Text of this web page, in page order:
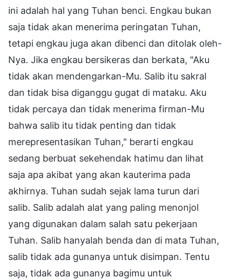
ini adalah hal yang Tuhan benci. Engkau bukan
saja tidak akan menerima peringatan Tuhan,
tetapi engkau juga akan dibenci dan ditolak oleh-
Nya. Jika engkau bersikeras dan berkata, "Aku
tidak akan mendengarkan-Mu. Salib itu sakral
dan tidak bisa diganggu gugat di mataku. Aku
tidak percaya dan tidak menerima firman-Mu
bahwa salib itu tidak penting dan tidak
merepresentasikan Tuhan," berarti engkau
sedang berbuat sekehendak hatimu dan lihat
saja apa akibat yang akan kauterima pada
akhirnya. Tuhan sudah sejak lama turun dari
salib. Salib adalah alat yang paling menonjol
yang digunakan dalam salah satu pekerjaan
Tuhan. Salib hanyalah benda dan di mata Tuhan,
salib tidak ada gunanya untuk disimpan. Tentu
saja, tidak ada gunanya bagimu untuk